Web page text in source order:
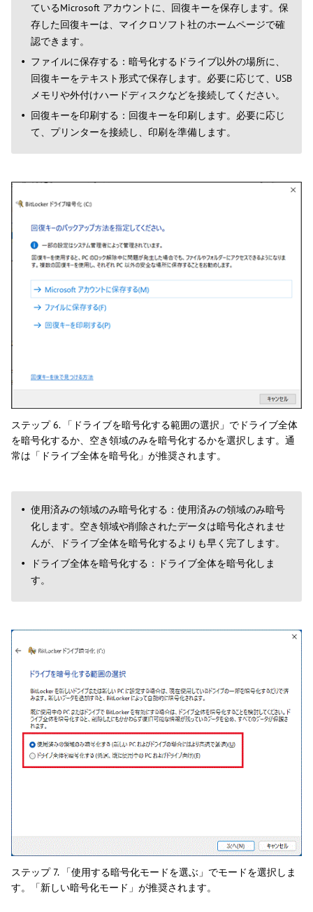
ているMicrosoft アカウントに、回復キーを保存します。保
存した回復キーは、マイクロソフト社のホームページで確
認できます。
ファイルに保存する：暗号化するドライブ以外の場所に、
回復キーをテキスト形式で保存します。必要に応じて、USB
メモリや外付けハードディスクなどを接続してください。
回復キーを印刷する：回復キーを印刷します。必要に応じ
て、プリンターを接続し、印刷を準備します。
ステップ 6. 「ドライブを暗号化する範囲の選択」でドライブ全体
を暗号化するか、空き領域のみを暗号化するかを選択します。通
常は「ドライブ全体を暗号化」が推奨されます。
使用済みの領域のみ暗号化する：使用済みの領域のみ暗号
化します。空き領域や削除されたデータは暗号化されませ
んが、ドライブ全体を暗号化するよりも早く完了します。
ドライブ全体を暗号化する：ドライブ全体を暗号化しま
す。
ステップ 7. 「使用する暗号化モードを選ぶ」でモードを選択しま
す。「新しい暗号化モード」が推奨されます。